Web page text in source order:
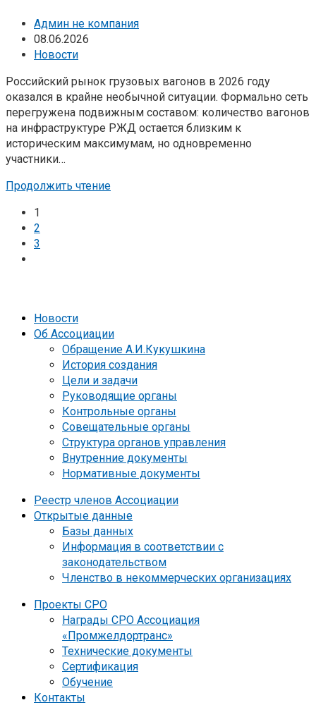
Админ не компания
08.06.2026
Новости
Российский рынок грузовых вагонов в 2026 году
оказался в крайне необычной ситуации. Формально сеть
перегружена подвижным составом: количество вагонов
на инфраструктуре РЖД остается близким к
историческим максимумам, но одновременно
участники…
Продолжить чтение
1
2
3
Новости
Об Ассоциации
Обращение А.И.Кукушкина
История создания
Цели и задачи
Руководящие органы
Контрольные органы
Совещательные органы
Структура органов управления
Внутренние документы
Нормативные документы
Реестр членов Ассоциации
Открытые данные
Базы данных
Информация в соответствии с
законодательством
Членство в некоммерческих организациях
Проекты СРО
Награды СРО Ассоциация
«Промжелдортранс»
Технические документы
Сертификация
Обучение
Контакты